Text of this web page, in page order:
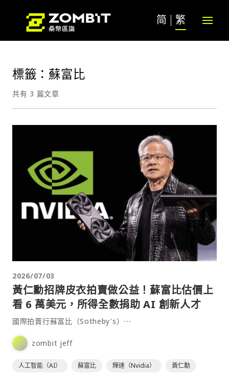
简 繁
標籤：蘇富比
共有 3 篇文章
2026/07/03
黃仁勳招牌皮衣拍賣做公益！蘇富比估價上
看 6 萬美元，所得全數捐助 AI 創新人才
國際拍賣行蘇富比（Sotheby's）⋯
zombit jeff
人工智能（AI） 蘇富比 輝達（Nvidia） 黃仁勳